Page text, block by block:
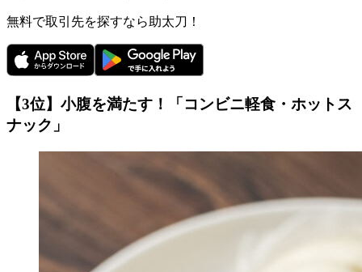
無料で取引先を探すなら助太刀！
【3位】小腹を満たす！「コンビニ軽食・ホットス
ナック」